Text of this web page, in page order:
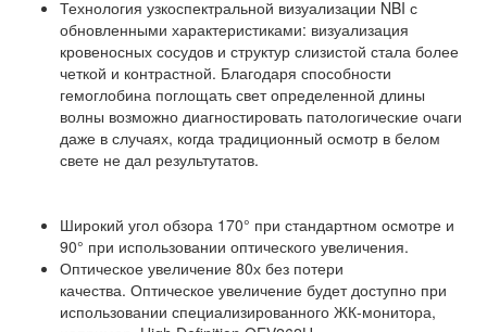
Технология узкоспектральной визуализации NBI с
обновленными характеристиками: визуализация
кровеносных сосудов и структур слизистой стала более
четкой и контрастной. Благодаря способности
гемоглобина поглощать свет определенной длины
волны возможно диагностировать патологические очаги
даже в случаях, когда традиционный осмотр в белом
свете не дал результутатов.
Широкий угол обзора 170° при стандартном осмотре и
90° при использовании оптического увеличения.
Оптическое увеличение 80х без потери
качества. Оптическое увеличение будет доступно при
использовании специализированного ЖК-монитора,